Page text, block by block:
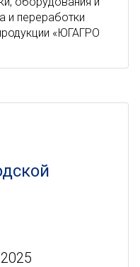
и переработки
«ЮГАГРО